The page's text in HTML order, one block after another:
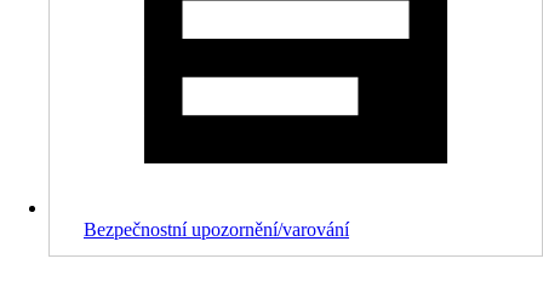
Bezpečnostní upozornění/varování